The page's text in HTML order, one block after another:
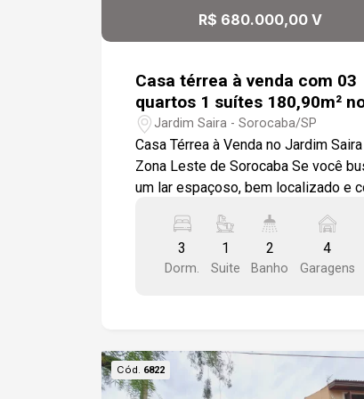
estratégica, próxima a comércios,
tranquilo e valorizado. Ideal para
famílias que buscam espaço,
segurança e conforto. Agende sua
visita e venha conhecer
essa oportunidade!
R$ 680.000,00 V
Casa térrea à venda com 03
quartos 1 suítes 180,90m²
Jardim Saira - Sorocaba/SP
Jardim Saira - Sorocaba/SP
Casa Térrea à Venda no Jardim
Zona Leste de Sorocaba Se você busca
um lar espaçoso, bem localizado e
conforto, essa casa térrea no Jardim
Saira é uma excelente escolha. Logo na
entrada, você encontra uma sala
casa possui três dormitórios, sendo
deles uma suíte. Todos são
3
Dorm.
1
Suite
2
Banho
4
Garagens
Cód. 6822